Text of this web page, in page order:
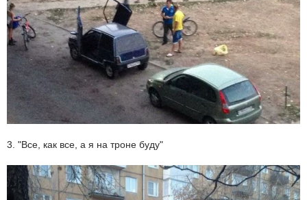
3. "Все, как все, а я на троне буду"